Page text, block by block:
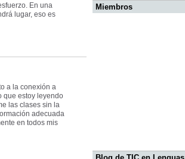
En una
lugar, eso es
a la conexión a
que estoy leyendo
las clases sin la
adecuada
en todos mis
Miembros